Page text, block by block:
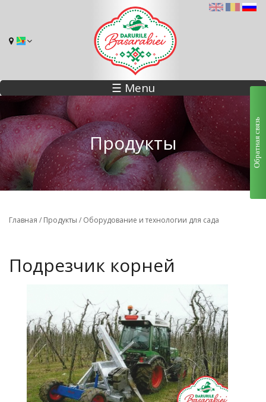
☰ Menu
Продукты
Вы здесь
Главная / Продукты / Оборудование и технологии для сада
Подрезчик корней
Обратная связь